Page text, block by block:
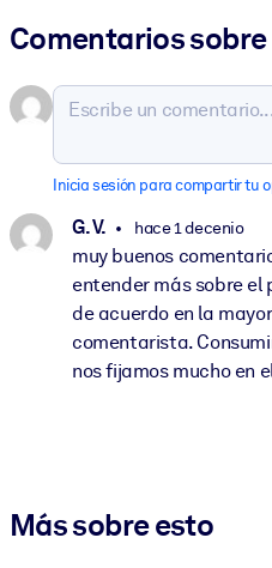
Comentarios
Inicia sesión para compartir tu
G. V. hace 1 decenio
muy buenos
entender más sobre el
de acuerdo en la
comentarista.
nos fijamos mucho en
Más sobre esto